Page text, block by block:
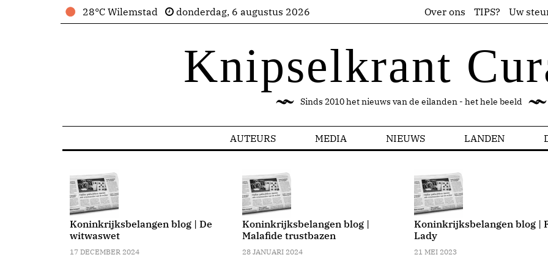
28°C Wilemstad donderdag, 6 augustus 2026 Over ons TIPS? Uw
Knipselkrant
Sinds 2010 het nieuws van de eilanden - het hele beeld
AUTEURS MEDIA NIEUWS LANDEN
Koninkrijksbelangen blog | De
witwaswet
17 DECEMBER 2024
Koninkrijksbelangen blog |
Malafide trustbazen
28 JANUARI 2024
Koninkrijksbelangen blog |
Lady
21 MEI 2023